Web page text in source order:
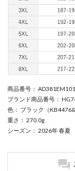
商品番号 ：
ブランド商品番号 ：
色 ： ブラック（
重さ ： 270.0g
シーズン ： 2026年 春夏